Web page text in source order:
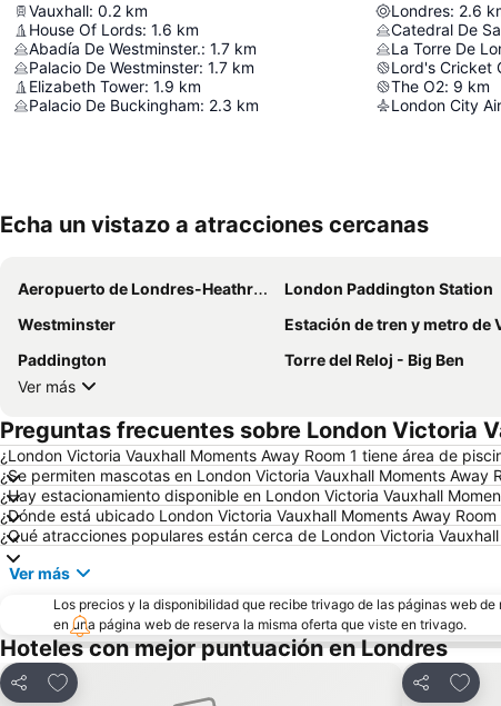
Vauxhall: 0.2 km
House Of Lords: 1.6 km
Abadía De Westminster.: 1.7 km
Palacio De Westminster: 1.7 km
Elizabeth Tower: 1.9 km
Palacio De Buckingham: 2.3 km
Londres: 2.6
Catedral De
La Torre De
Lord's Cricket
The O2: 9 km
London City
Echa un vistazo a atracciones cercanas
Aeropuerto de Londres-Heathrow London Paddington Station
Westminster
Estación de tren y metro de
Paddington
Torre del Reloj - Big Ben
Ver más
Preguntas frecuentes sobre London Victoria
¿London Victoria Vauxhall Moments Away Room 1 tiene área de
¿Se permiten mascotas en London Victoria Vauxhall Moments Away
¿Hay estacionamiento disponible en London Victoria Vauxhall
¿Dónde está ubicado London Victoria Vauxhall Moments Away Room
¿Qué atracciones populares están cerca de London Victoria
Ver más
Los precios y la disponibilidad que recibe trivago de las páginas web
en una página web de reserva la misma oferta que viste en trivago.
Hoteles con mejor puntuación en Londres
Compartir
Agregar a favoritos
Compartir